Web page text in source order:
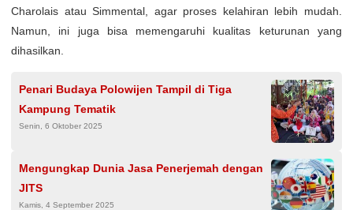
Charolais atau Simmental, agar proses kelahiran lebih mudah.
Namun, ini juga bisa memengaruhi kualitas keturunan yang
dihasilkan.
Penari Budaya Polowijen Tampil di Tiga
Kampung Tematik
Senin, 6 Oktober 2025
Mengungkap Dunia Jasa Penerjemah dengan
JITS
Kamis, 4 September 2025